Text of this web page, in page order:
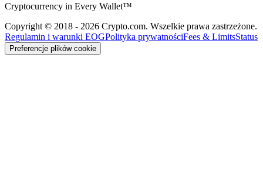
Cryptocurrency in Every Wallet™
Copyright © 2018 - 2026 Crypto.com. Wszelkie prawa zastrzeżone.
Regulamin i warunki EOGPolityka prywatnościFees & LimitsStatus
Preferencje plików cookie